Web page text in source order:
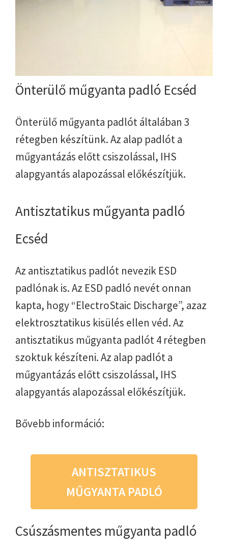
Önterülő műgyanta padló Ecséd
Önterülő műgyanta padlót általában 3
rétegben készítünk. Az alap padlót a
műgyantázás előtt csiszolással, IHS
alapgyantás alapozással előkészítjük.
Antisztatikus műgyanta padló
Ecséd
Az antisztatikus padlót nevezik ESD
padlónak is. Az ESD padló nevét onnan
kapta, hogy “ElectroStaic Discharge”, azaz
elektrosztatikus kisülés ellen véd. Az
antisztatikus műgyanta padlót 4 rétegben
szoktuk készíteni. Az alap padlót a
műgyantázás előtt csiszolással, IHS
alapgyantás alapozással előkészítjük.
Bővebb információ:
ANTISZTATIKUS
MŰGYANTA PADLÓ
Csúszásmentes műgyanta padló